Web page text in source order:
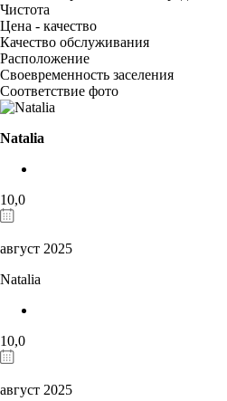
Чистота
Цена - качество
Качество обслуживания
Расположение
Своевременность заселения
Соответствие фото
Natalia
10,0
август 2025
Natalia
10,0
август 2025